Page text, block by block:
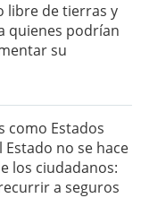
libre de tierras y
quienes podrían
su
como Estados
Estado no se hace
los ciudadanos:
a seguros